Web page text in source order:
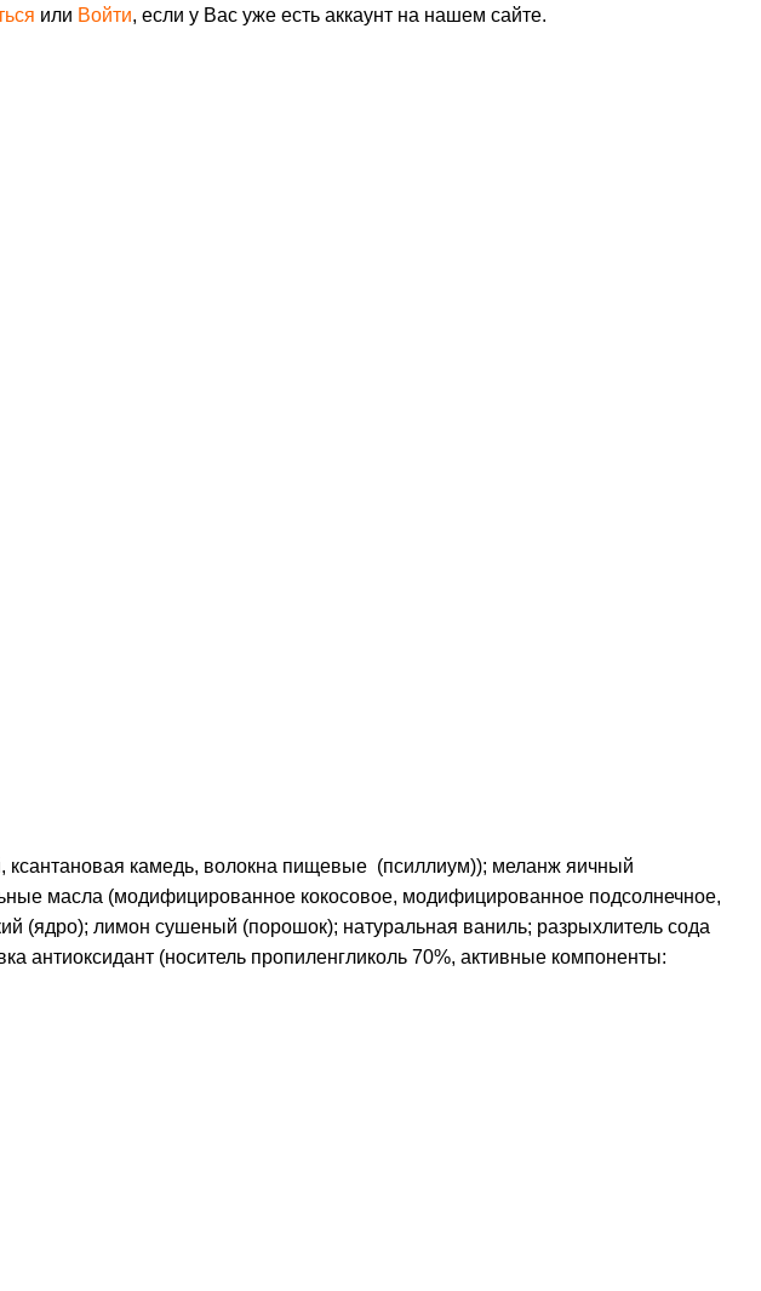
или Войти, если у Вас уже есть аккаунт на нашем сайте.
ксантановая камедь, волокна пищевые (псиллиум)); меланж яичный
масла (модифицированное кокосовое, модифицированное подсолнечное,
(ядро); лимон сушеный (порошок); натуральная ваниль; разрыхлитель сода
антиоксидант (носитель пропиленгликоль 70%, активные компоненты: